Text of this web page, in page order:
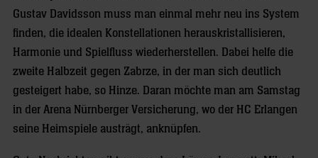
Gustav Davidsson muss man einmal mehr neu ins System
finden, die idealen Konstellationen herauskristallisieren,
Harmonie und Spielfluss wiederherstellen. Dabei helfe die
zweite Halbzeit gegen Zabrze, in der man sich deutlich
gesteigert habe, so Hinze. Daran möchte man am Samstag
in der Arena Nürnberger Versicherung, wo der HC Erlangen
seine Heimspiele austrägt, anknüpfen.